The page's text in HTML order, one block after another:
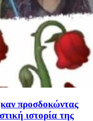
προσδοκώντας
ιστορία της